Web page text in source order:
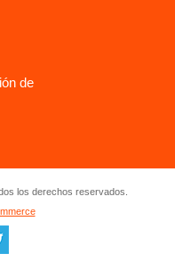
de
los derechos reservados.